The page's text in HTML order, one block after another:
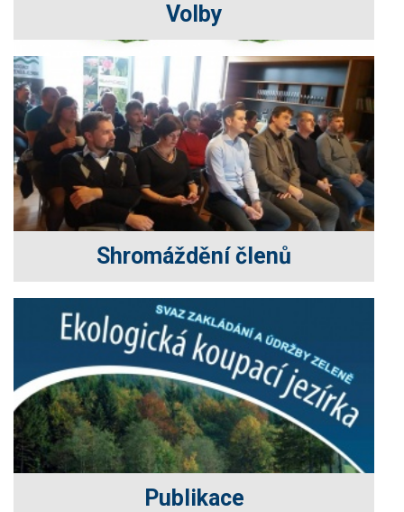
Volby
Shromáždění členů
Publikace